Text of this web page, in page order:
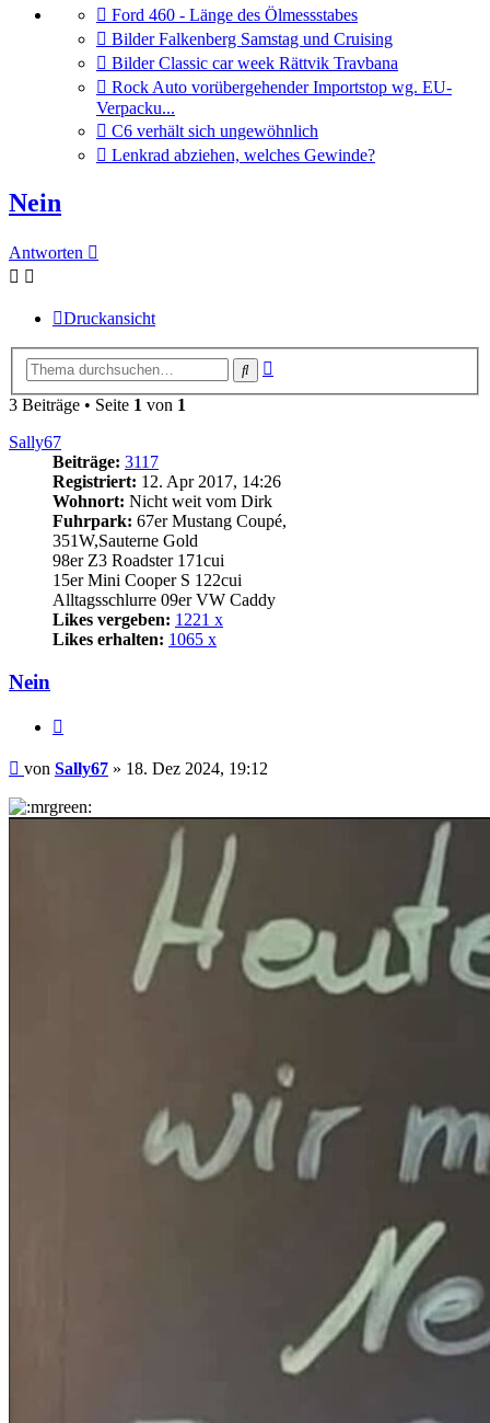
Gehe
zum
letzten
Beitrag
Ford 460 - Länge des Ölmessstabes
Gehe
zum
letzten
Beitrag
Bilder Falkenberg Samstag und Cruising
Gehe
zum
letzten
Beitrag
Bilder Classic car week Rättvik Travbana
Gehe
zum
letzten
Beitrag
Rock Auto vorübergehender Importstop wg. EU-
Verpacku...
Gehe
zum
letzten
C6 verhält sich ungewöhnlich
Gehe
Lenkrad abziehen, welches Gewinde?
Nein
Antworten
Druckansicht
Suche
3 Beiträge • Seite 1 von 1
Sally67
Beiträge: 3117
Registriert: 12. Apr 2017, 14:26
Wohnort: Nicht weit vom Dirk
Fuhrpark: 67er Mustang Coupé,
351W,Sauterne Gold
98er Z3 Roadster 171cui
15er Mini Cooper S 122cui
Alltagsschlurre 09er VW Caddy
Likes vergeben: 1221 x
Likes erhalten: 1065 x
Nein
Beitrag
von Sally67 » 18. Dez 2024, 19:12